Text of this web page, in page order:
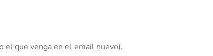
el que venga en el email nuevo).